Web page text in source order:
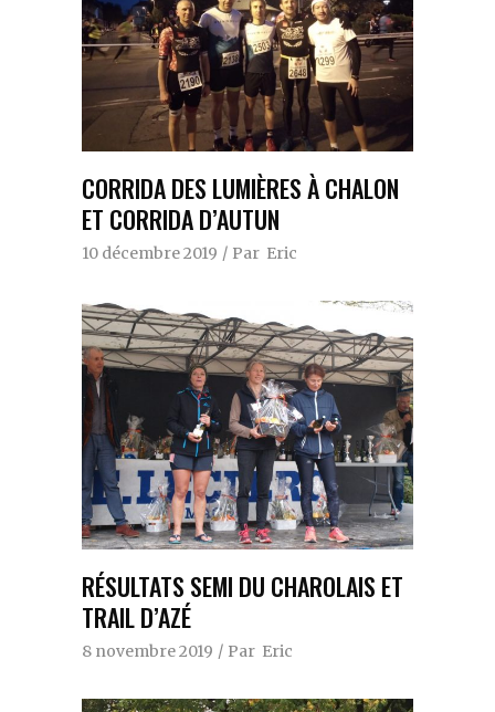
CORRIDA DES LUMIÈRES À CHALON
ET CORRIDA D’AUTUN
10 décembre 2019 Par Eric
RÉSULTATS SEMI DU CHAROLAIS ET
TRAIL D’AZÉ
8 novembre 2019 Par Eric